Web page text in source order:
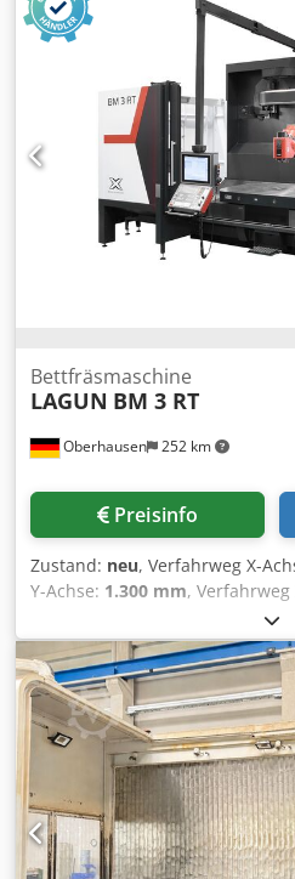
Oberhausen 252 km
Bettfräsmaschine
LAGUN BM 3 RT
Preisinfo
Zustand: neu, Verfahrweg X-
Y-Achse: 1.300 mm, Verfahrweg
30.000 m/min
m/min, Eilgang Z-Achse:
Fräskopfes:Universal-Diagonal-
(max.):6.000 U/min,
Tischbelastung:6.000 kg,
Werkstückgewicht (max.):6.000
, Leistung:31 kW (42,15 PS)
stufenlos einstellbar, LAGUN
Drehtisch– kurzfristig lieferbar
hochstabiles Bettfräszentrum
und präzise Zerspanung. Ideal